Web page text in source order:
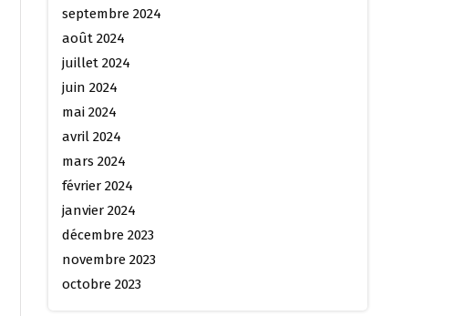
septembre 2024
août 2024
juillet 2024
juin 2024
mai 2024
avril 2024
mars 2024
février 2024
janvier 2024
décembre 2023
novembre 2023
octobre 2023